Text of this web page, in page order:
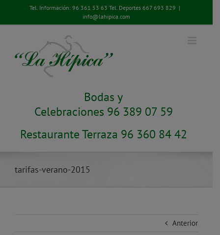
contenido
Tel. Información: 96 361 53 63 Tel. Deportes 667 693 829 |
info@lahipica.com
Bodas y
Celebraciones 96 389 07 59
Restaurante Terraza 96 360 84 42
tarifas-verano-2015
Anterior